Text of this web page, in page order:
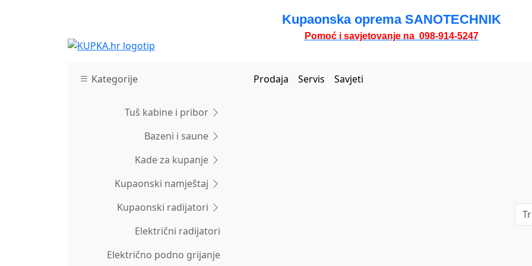
Kupaonska oprema SANOTECHNIK
Pomoć i savjetovanje na 098-914-5247
Kategorije
Tuš kabine i pribor
Bazeni i saune
Kade za kupanje
Kupaonski namještaj
Kupaonski radijatori
Električni radijatori
Električno podno grijanje
Prodaja Servis Savjeti